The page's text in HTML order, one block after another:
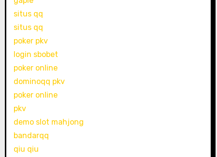
situs qq
situs qq
poker pkv
login sbobet
poker online
dominoqq pkv
poker online
pkv
demo slot mahjong
bandarqq
qiu qiu